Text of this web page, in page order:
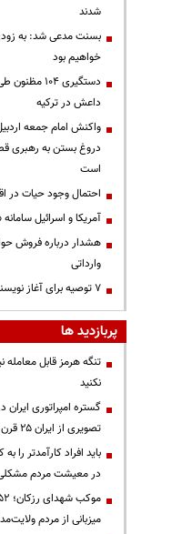
شدند
بسنت مدعی شد: به
خواهیم بود
دستگیری ۱۰۴
داعش در ترکیه
واکنش امام جمعه
دروغ بستن به رهبری
است
احتمال وجود حیات در
آمریکا و اسرائیل
هشدار درباره فروش
وارداتی
۷ توصیه برای آغاز نویسندگی
پربازدید ها
تنگه هرمز قابل معامله
نکنید
تصویری از ایران ۲۵ قرن پیش
باید افراد کارآمدتر
در معیشت مردم
میزبانی از مردم